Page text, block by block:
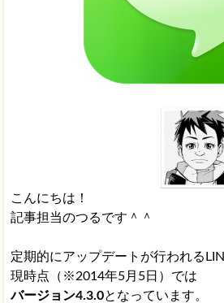
こんにちは！
記事担当のつるです＾＾
定期的にアップデートが行われる
現時点（※2014年5月5日）では
バージョン4.3.0となっています。